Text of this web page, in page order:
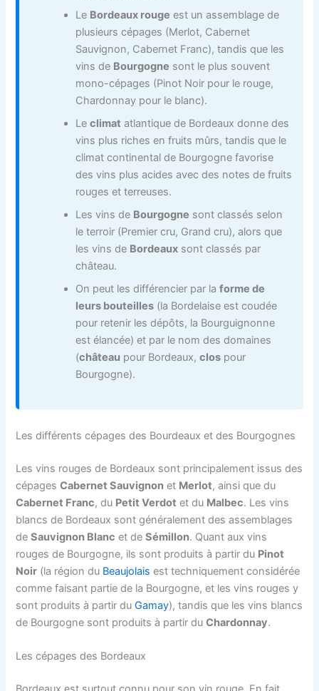
Le Bordeaux rouge est un assemblage de
plusieurs cépages (Merlot, Cabernet
Sauvignon, Cabernet Franc), tandis que les
vins de Bourgogne sont le plus souvent
mono-cépages (Pinot Noir pour le rouge,
Chardonnay pour le blanc).
Leclimat atlantique de Bordeaux donne des
vins plus riches en fruits mûrs, tandis que le
climat continental de Bourgogne favorise
des vins plus acides avec des notes de fruits
rouges et terreuses.
Les vins de Bourgogne sont classés selon
le terroir (Premier cru, Grand cru), alors que
les vins de Bordeaux sont classés par
château.
On peut les différencier par laforme de
leurs bouteilles (la Bordelaise est coudée
pour retenir les dépôts, la Bourguignonne
est élancée) et par le nom des domaines
(château pour Bordeaux,clos pour
Bourgogne).
Les différents cépages des Bourdeaux et des Bourgognes
Les vins rouges de Bordeaux sont principalement issus des
cépagesCabernet Sauvignon et Merlot, ainsi que du
Cabernet Franc, du Petit Verdot et du Malbec. Les vins
blancs de Bordeaux sont généralement des assemblages
deSauvignon Blanc et deSémillon. Quant aux vins
rouges de Bourgogne, ils sont produits à partir du Pinot
Noir (la région du Beaujolais est techniquement considérée
comme faisant partie de la Bourgogne, et les vins rouges y
sont produits à partir duGamay), tandis que les vins blancs
de Bourgogne sont produits à partir duChardonnay.
Les cépages des Bordeaux